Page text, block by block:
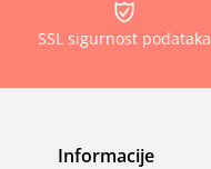
SSL sigurnost podataka
Informacije